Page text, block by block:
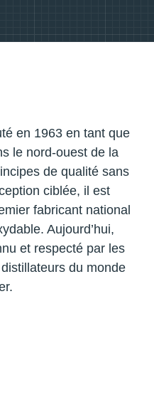
en 1963 en tant que
le nord-ouest de la
de qualité sans
ciblée, il est
fabricant national
Aujourd’hui,
et respecté par les
du monde